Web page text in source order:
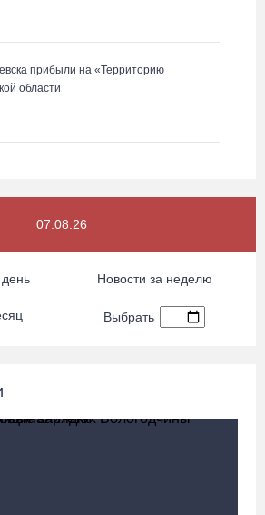
прибыли на «Территорию
области
родителей в музей Китая со скидкой
07.08.26
Новости за неделю
Выбрать